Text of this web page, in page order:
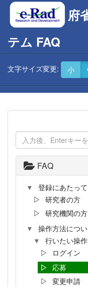
府
テム FAQ
文字サイズ変更: 小
FAQ
登録にあたって
研究者の方
研究機関の方
操作方法につ
行いたい操
ログイン
応募
変更申請